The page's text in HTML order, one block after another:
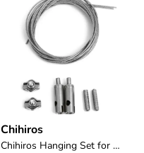
Chihiros
Chihiros Hanging Set for WRGB II